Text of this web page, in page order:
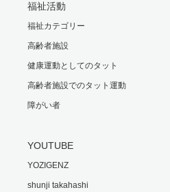
福祉活動
福祉カテゴリー
高齢者施設
健康運動としてのタット
高齢者施設でのタット運動
障がい者
YOUTUBE
YOZIGENZ
shunji takahashi